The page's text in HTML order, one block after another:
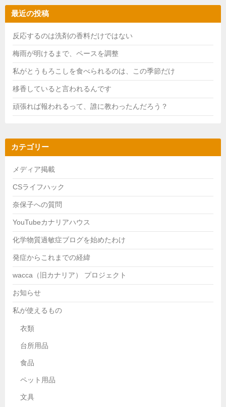
最近の投稿
反応するのは洗剤の香料だけではない
梅雨が明けるまで、ペースを調整
私がとうもろこしを食べられるのは、この季節だけ
移香していると言われるんです
頑張れば報われるって、誰に教わったんだろう？
カテゴリー
メディア掲載
CSライフハック
奈保子への質問
YouTubeカナリアハウス
化学物質過敏症ブログを始めたわけ
発症からこれまでの経緯
wacca（旧カナリア） プロジェクト
お知らせ
私が使えるもの
衣類
台所用品
食品
ペット用品
文具